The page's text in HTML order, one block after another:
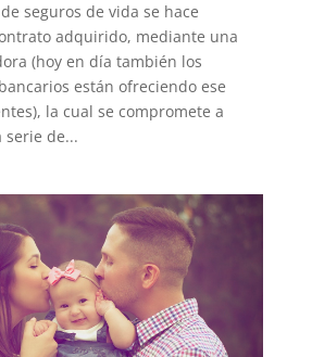
seguros de vida se hace
adquirido, mediante una
(hoy en día también los
están ofreciendo ese
la cual se compromete a
de...